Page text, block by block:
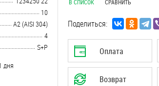
10
А2 (AISI 304)
4
S+P
дня
В СПИСОК СРАВНИТЬ
Поделиться:
Оплата
Возврат